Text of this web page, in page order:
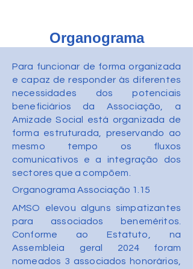
Organograma
Para funcionar de forma organizada
e capaz de responder às diferentes
necessidades dos potenciais
beneficiários da Associação, a
Amizade Social está organizada de
forma estruturada, preservando ao
mesmo tempo os fluxos
comunicativos e a integração dos
sectores que a compõem.
Organograma Associação 1.15
AMSO elevou alguns simpatizantes
para associados beneméritos.
Conforme ao Estatuto, na
Assembleia geral 2024 foram
nomeados 3 associados honorários,